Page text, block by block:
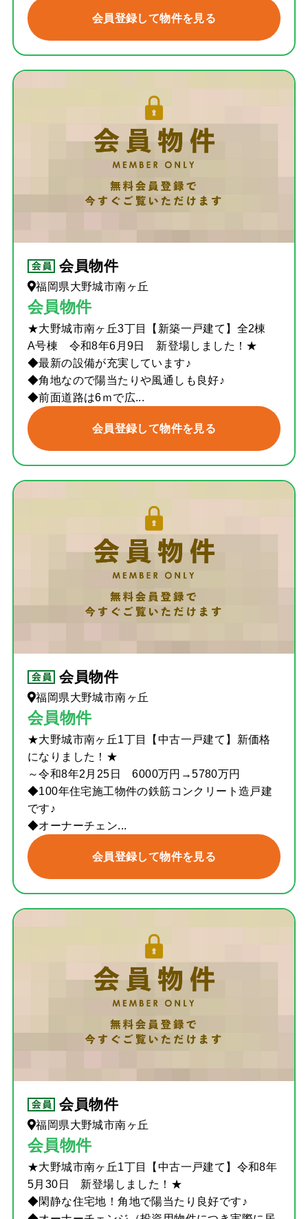
会員登録して物件を見る
会員物件
福岡県大野城市南ヶ丘
会員物件
★大野城市南ヶ丘3丁目【新築一戸建て】全2棟
A号棟 令和8年6月9日 新登場しました！★
◆最新の設備が充実しています♪
◆角地なので陽当たりや風通しも良好♪
◆前面道路は6ｍで広...
会員登録して物件を見る
会員物件
福岡県大野城市南ヶ丘
会員物件
★大野城市南ヶ丘1丁目【中古一戸建て】新価格
になりました！★
～令和8年2月25日 6000万円→5780万円
◆100年住宅施工物件の鉄筋コンクリート造戸建
です♪
◆オーナーチェン...
会員登録して物件を見る
会員物件
福岡県大野城市南ヶ丘
会員物件
★大野城市南ヶ丘1丁目【中古一戸建て】令和8年
5月30日 新登場しました！★
◆閑静な住宅地！角地で陽当たり良好です♪